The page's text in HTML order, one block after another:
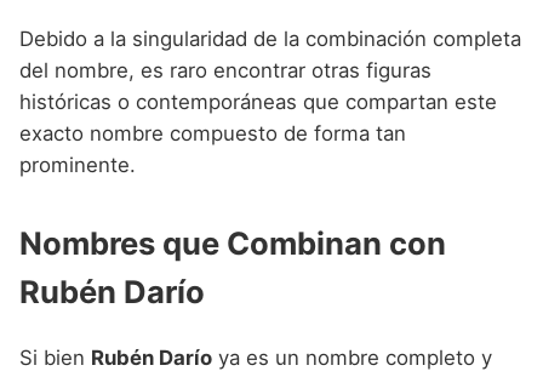
Debido a la singularidad de la combinación completa
del nombre, es raro encontrar otras figuras
históricas o contemporáneas que compartan este
exacto nombre compuesto de forma tan
prominente.
Nombres que Combinan con
Rubén Darío
Si bien Rubén Darío ya es un nombre completo y